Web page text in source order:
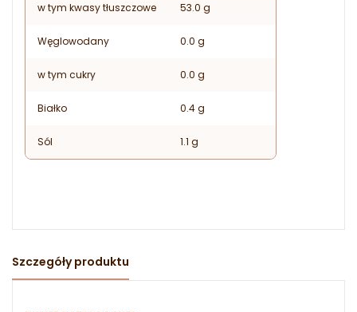
w tym kwasy tłuszczowe 53.0 g
Węglowodany 0.0 g
w tym cukry 0.0 g
Białko 0.4 g
Sól 1.1 g
Szczegóły produktu